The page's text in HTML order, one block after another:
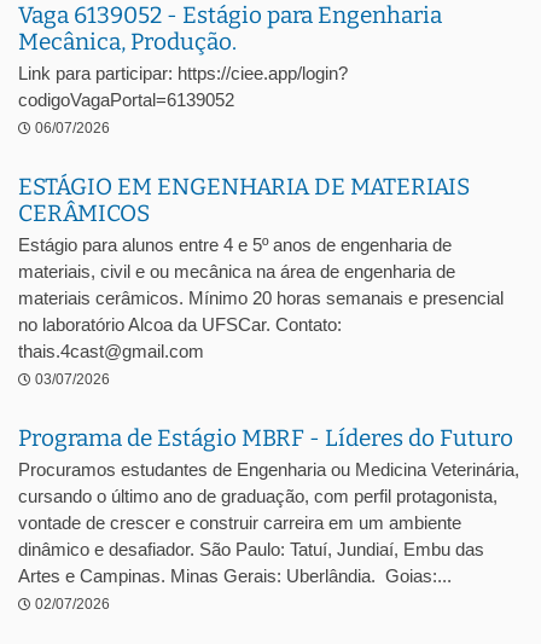
Vaga 6139052 - Estágio para Engenharia
Mecânica, Produção.
Link para participar: https://ciee.app/login?
codigoVagaPortal=6139052
06/07/2026
ESTÁGIO EM ENGENHARIA DE MATERIAIS
CERÂMICOS
Estágio para alunos entre 4 e 5º anos de engenharia de
materiais, civil e ou mecânica na área de engenharia de
materiais cerâmicos. Mínimo 20 horas semanais e presencial
no laboratório Alcoa da UFSCar. Contato:
thais.4cast@gmail.com
03/07/2026
Programa de Estágio MBRF - Líderes do Futuro
Procuramos estudantes de Engenharia ou Medicina Veterinária,
cursando o último ano de graduação, com perfil protagonista,
vontade de crescer e construir carreira em um ambiente
dinâmico e desafiador. São Paulo: Tatuí, Jundiaí, Embu das
Artes e Campinas. Minas Gerais: Uberlândia. Goias:...
02/07/2026